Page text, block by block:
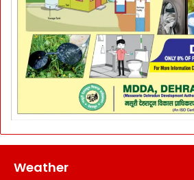
Weather